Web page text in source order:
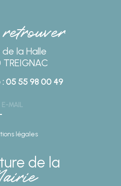
de la Halle
TREIGNAC
: 05 55 98 00 49
E-MAIL
légales
de la